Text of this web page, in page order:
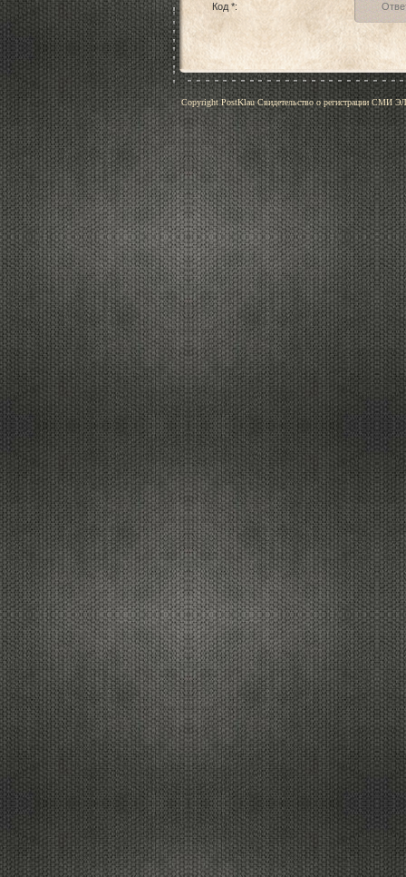
Код *:
Copyright PostKlau Свидетельство о регистрации СМИ